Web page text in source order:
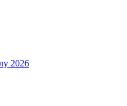
2026